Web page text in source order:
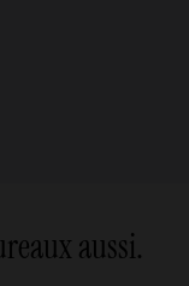
aussi.